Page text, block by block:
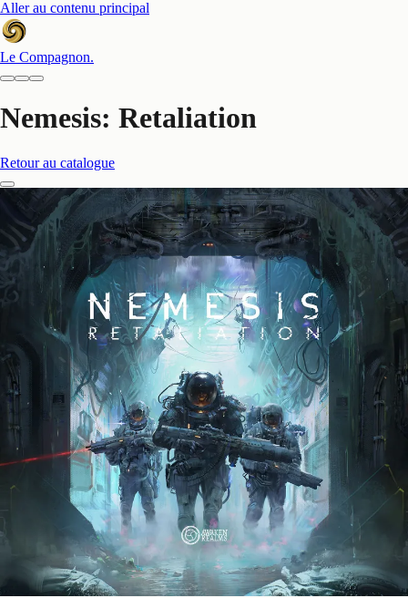
Aller au contenu principal
Le Compagnon.
Nemesis: Retaliation
Retour au catalogue